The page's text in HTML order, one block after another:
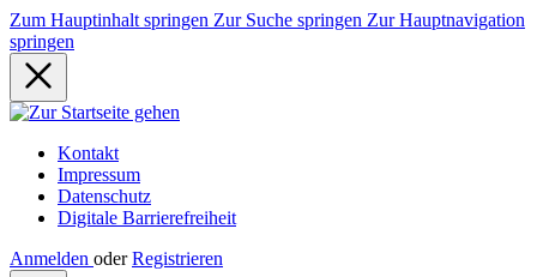
Zum Hauptinhalt springen Zur Suche springen Zur Hauptnavigation
springen
Kontakt
Impressum
Datenschutz
Digitale Barrierefreiheit
Anmelden oder Registrieren